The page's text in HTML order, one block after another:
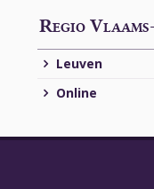
Regio
Leuven
Online